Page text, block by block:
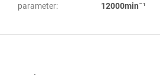
parameter:
12000minˉ¹